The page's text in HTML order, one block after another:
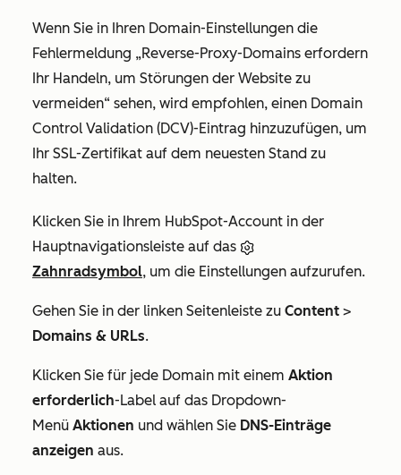
Wenn Sie in Ihren Domain-Einstellungen die
Fehlermeldung „Reverse-Proxy-Domains erfordern
Ihr Handeln, um Störungen der Website zu
vermeiden“ sehen, wird empfohlen, einen Domain
Control Validation (DCV)-Eintrag hinzuzufügen, um
Ihr SSL-Zertifikat auf dem neuesten Stand zu
halten.
Klicken Sie in Ihrem HubSpot-Account in der
Hauptnavigationsleiste auf das
Zahnradsymbol, um die Einstellungen aufzurufen.
Gehen Sie in der linken Seitenleiste zu Content >
Domains & URLs.
Klicken Sie für jede Domain mit einem Aktion
erforderlich-Label auf das Dropdown-
Menü Aktionen und wählen Sie DNS-Einträge
anzeigen aus.